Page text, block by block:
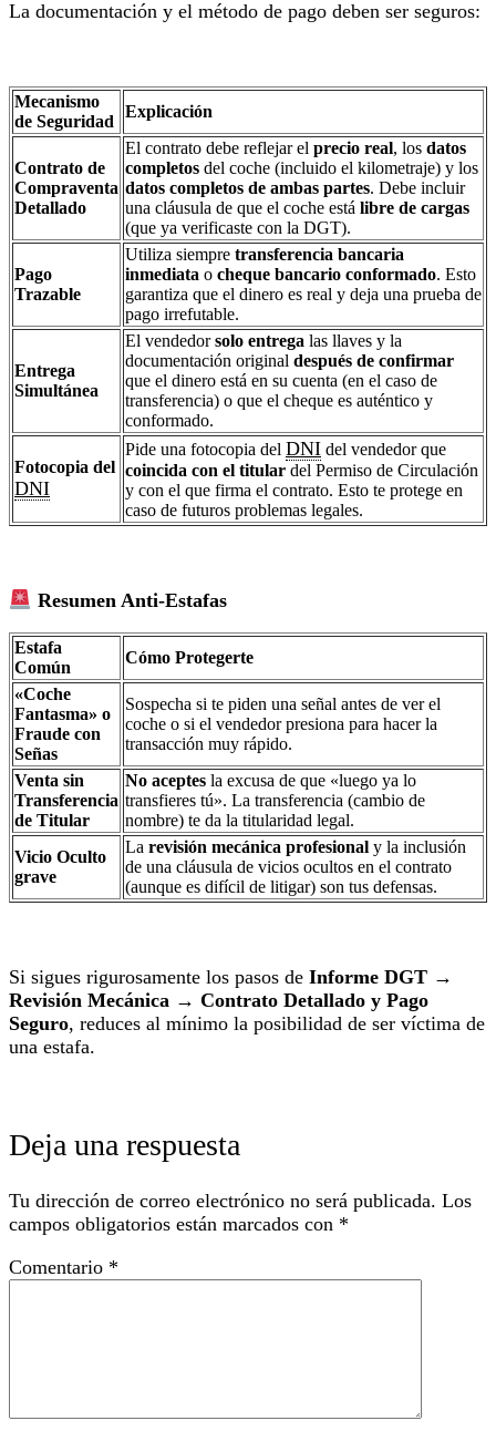
La documentación y el método de pago deben ser seguros:
Mecanismo
de Seguridad
Explicación
Contrato de
Compraventa
Detallado
El contrato debe reflejar el precio real, los datos
completos del coche (incluido el kilometraje) y los
datos completos de ambas partes. Debe incluir
una cláusula de que el coche está libre de cargas
(que ya verificaste con la DGT).
Pago
Trazable
Utiliza siempre transferencia bancaria
inmediata o cheque bancario conformado. Esto
garantiza que el dinero es real y deja una prueba de
pago irrefutable.
Entrega
Simultánea
El vendedorsolo entrega las llaves y la
documentación original después de confirmar
que el dinero está en su cuenta (en el caso de
transferencia) o que el cheque es auténtico y
conformado.
Fotocopia del
DNI
Pide una fotocopia del DNI del vendedor que
coincida con el titular del Permiso de Circulación
y con el que firma el contrato. Esto te protege en
caso de futuros problemas legales.
Resumen Anti-Estafas
Estafa
Común
Cómo Protegerte
«Coche
Fantasma» o
Fraude con
Señas
Sospecha si te piden una señal antes de ver el
coche o si el vendedor presiona para hacer la
transacción muy rápido.
Venta sin
Transferencia
de Titular
No aceptes la excusa de que «luego ya lo
transfieres tú». La transferencia (cambio de
nombre) te da la titularidad legal.
Vicio Oculto
grave
La revisión mecánica profesional y la inclusión
de una cláusula de vicios ocultos en el contrato
(aunque es difícil de litigar) son tus defensas.
Si sigues rigurosamente los pasos de Informe DGT →
Revisión Mecánica → Contrato Detallado y Pago
Seguro, reduces al mínimo la posibilidad de ser víctima de
una estafa.
Deja una respuesta
Tu dirección de correo electrónico no será publicada. Los
campos obligatorios están marcados con *
Comentario *